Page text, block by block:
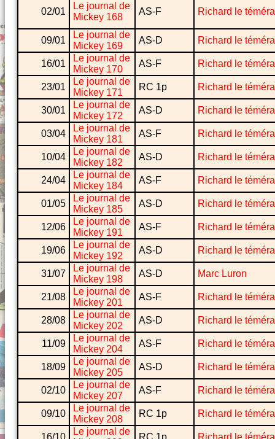
02/01
Le journal de
Mickey 168
AS-F Richard le
09/01
Le journal de
Mickey 169
AS-D Richard le
16/01
Le journal de
Mickey 170
AS-F Richard le
23/01
Le journal de
Mickey 171
RC 1p Richard le
30/01
Le journal de
Mickey 172
AS-D Richard le
03/04
Le journal de
Mickey 181
AS-F Richard le
10/04
Le journal de
Mickey 182
AS-D Richard le
24/04
Le journal de
Mickey 184
AS-F Richard le
01/05
Le journal de
Mickey 185
AS-D Richard le
12/06
Le journal de
Mickey 191
AS-F Richard le
19/06
Le journal de
Mickey 192
AS-D Richard le
31/07
Le journal de
Mickey 198
AS-D Marc Luron
21/08
Le journal de
Mickey 201
AS-F Richard le
28/08
Le journal de
Mickey 202
AS-D Richard le
11/09
Le journal de
Mickey 204
AS-F Richard le
18/09
Le journal de
Mickey 205
AS-D Richard le
02/10
Le journal de
Mickey 207
AS-F Richard le
09/10
Le journal de
Mickey 208
RC 1p Richard le
Le journal de